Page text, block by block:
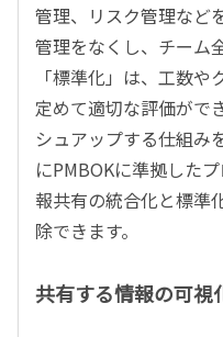
管理、リスク管理など
管理をなくし、チーム
「標準化」は、工数
定めて適切な評価がで
シュアップする仕組み
にPMBOKに準拠した
報共有の統合化と標準
除できます。
共有する情報の可視